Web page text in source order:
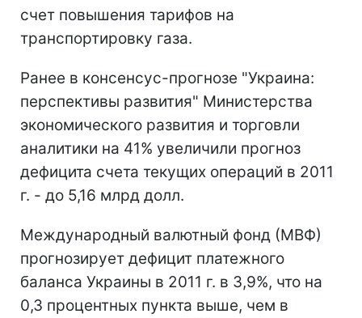
счет повышения тарифов на
транспортировку газа.
Ранее в консенсус-прогнозе "Украина:
перспективы развития" Министерства
экономического развития и торговли
аналитики на 41% увеличили прогноз
дефицита счета текущих операций в 2011
г. - до 5,16 млрд долл.
Международный валютный фонд (МВФ)
прогнозирует дефицит платежного
баланса Украины в 2011 г. в 3,9%, что на
0,3 процентных пункта выше, чем в